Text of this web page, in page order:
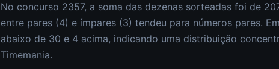
No concurso 2357, a soma das dezenas sorteadas foi de
entre pares (4) e ímpares (3) tendeu para números pares.
abaixo de 30 e 4 acima, indicando uma distribuição
Timemania.